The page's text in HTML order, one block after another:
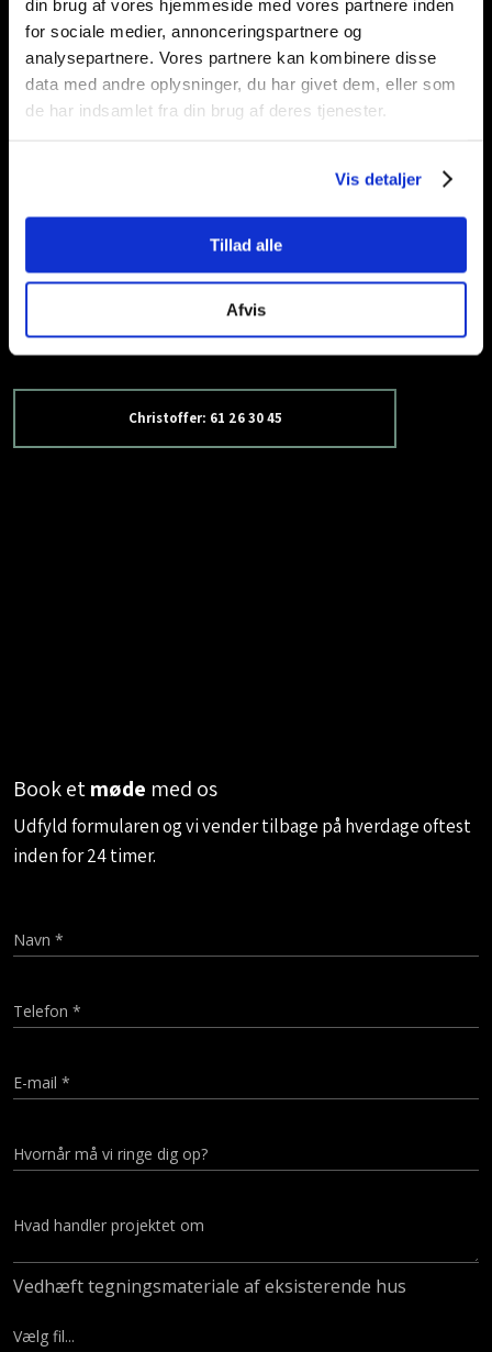
din brug af vores hjemmeside med vores partnere inden
for sociale medier, annonceringspartnere og
analysepartnere. Vores partnere kan kombinere disse
data med andre oplysninger, du har givet dem, eller som
de har indsamlet fra din brug af deres tjenester.
Vis detaljer
Tillad alle
Afvis
Inden mødet kan du med fordel gøre dig nogle
overvejelser omkring:
Dine overordnede ønsker og behov
Dine ønsker i forhold til indretning og stil
​ Vi varetager som nævnt projekter for både erhvervskunder
og boligforeninger i Odense, Nyborg, Middelfart og på
Christoffer: 61 26 30 45
Book etmøde med os
​Udfyld formularen og vi vender tilbage på hverdage oftest
inden for 24 timer.
Vedhæft tegningsmateriale af eksisterende hus